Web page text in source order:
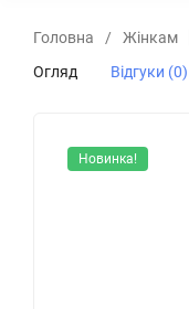
Головна / Жінкам
Огляд
Відгуки (0)
Новинка!